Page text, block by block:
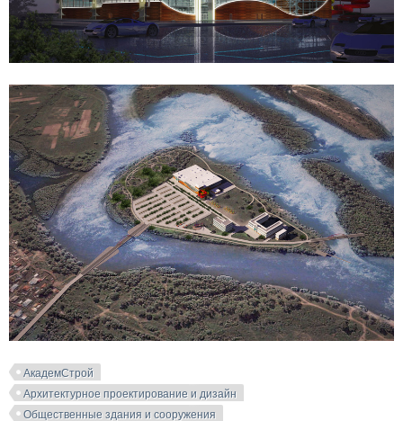
АкадемСтрой
Архитектурное проектирование и дизайн
Общественные здания и сооружения